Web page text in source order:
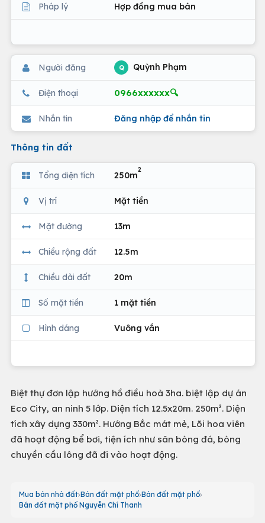
Pháp lý Hợp đồng mua bán
Người đăng Q Quỳnh Phạm
Điện thoại 0966xxxxxx🔍
Nhắn tin Đăng nhập để nhắn tin
Thông tin đất
Tổng diện tích 250m
2
Vị trí Mặt tiền
Mặt đường 13m
Chiều rộng đất 12.5m
Chiều dài đất 20m
Số mặt tiền 1 mặt tiền
Hình dáng Vuông vắn
Biệt thự đơn lập hướng hồ điều hoà 3ha. biệt lập dự án
Eco City, an ninh 5 lớp. Diện tích 12.5x20m. 250m². Diện
tích xây dựng 330m². Hướng Bắc mát mẻ, Lõi hoa viên
đã hoạt động bể bơi, tiện ích như sân bóng đá, bóng
chuyền cầu lông đã đi vào hoạt động.
Mua bán nhà đất Bán đất mặt phố Bán đất mặt phố
Bán đất mặt phố Nguyễn Chí Thanh